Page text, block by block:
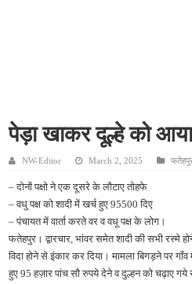
पेड़ा खाकर दूल्हे को
NW-Editor March 2, 2025
– दोनों पक्षो ने एक दूसरे के लौटाए तोहफे
– वधु पक्ष को शादी में खर्च हुए 95500 दिए
– पंचायत में वार्ता करते वर व वधू पक्ष के लोग।
फतेहपुर। द्वारचार, भांवर समेत शादी की सभी रस्मे
विदा होने से इंकार कर दिया। मामला बिगड़ने पर
हुए 95 हज़ार पांच सौ रुपये देने व दुल्हन को चढ़ाए गये